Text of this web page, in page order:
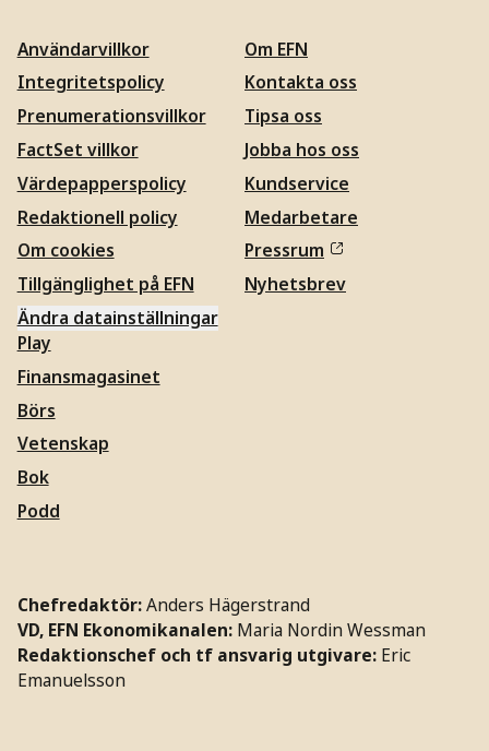
Användarvillkor
Integritetspolicy
Prenumerationsvillkor
FactSet villkor
Värdepapperspolicy
Redaktionell policy
Om cookies
Tillgänglighet på EFN
Ändra datainställningar
Om EFN
Kontakta oss
Tipsa oss
Jobba hos oss
Kundservice
Medarbetare
Pressrum
Nyhetsbrev
Play
Finansmagasinet
Börs
Vetenskap
Bok
Podd
Chefredaktör:Anders Hägerstrand
VD, EFN Ekonomikanalen: Maria Nordin Wessman
Redaktionschef och tf ansvarig utgivare: Eric
Emanuelsson